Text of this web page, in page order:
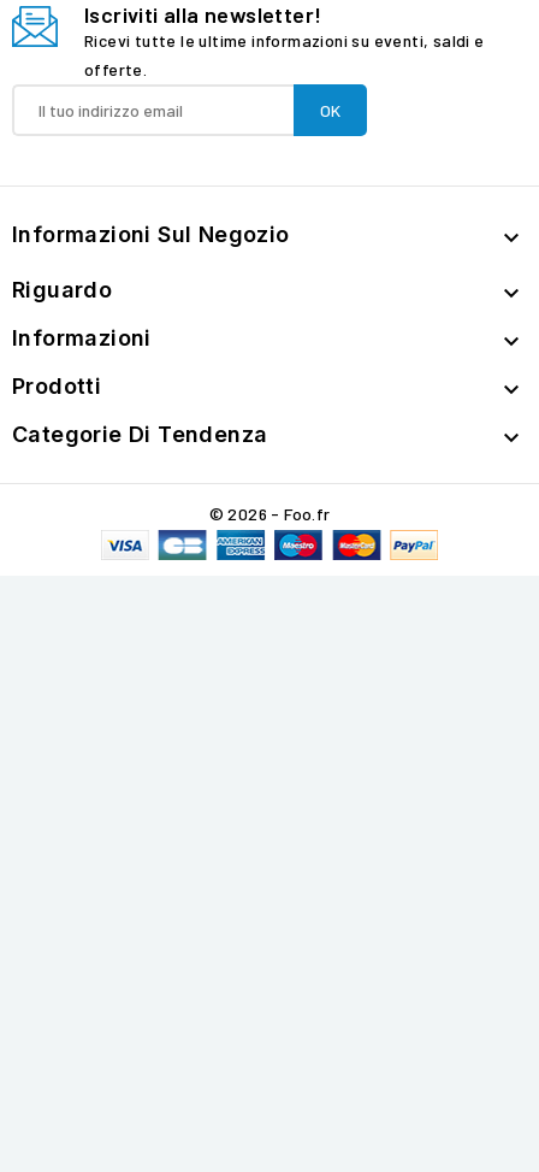
Iscriviti alla newsletter!
Ricevi tutte le ultime informazioni su eventi, saldi e
offerte.
Informazioni Sul Negozio 
Riguardo 
Informazioni 
Prodotti 
Categorie Di Tendenza 
© 2026 - Foo.fr